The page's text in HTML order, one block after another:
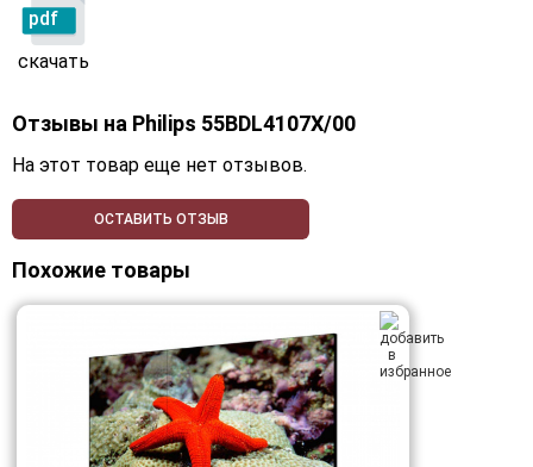
pdf
скачать
Отзывы на Philips 55BDL4107X/00
На этот товар еще нет отзывов.
ОСТАВИТЬ ОТЗЫВ
Похожие товары